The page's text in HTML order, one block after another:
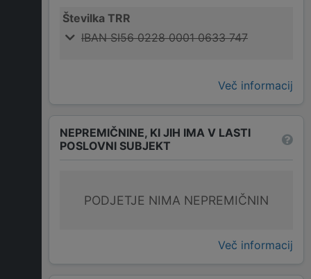
Številka TRR
IBAN SI56 0228 0001 0633 747
Več informacij
NEPREMIČNINE, KI JIH IMA V LASTI
POSLOVNI SUBJEKT
PODJETJE NIMA NEPREMIČNIN
Več informacij